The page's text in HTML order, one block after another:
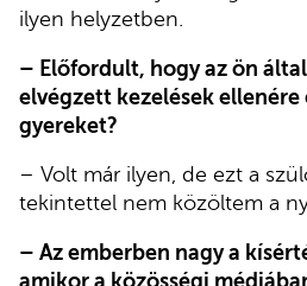
ilyen helyzetben.
– Előfordult, hogy az ön
elvégzett kezelések
gyereket?
– Volt már ilyen, de ezt a
tekintettel nem közöltem a
– Az emberben nagy a
amikor a közösségi